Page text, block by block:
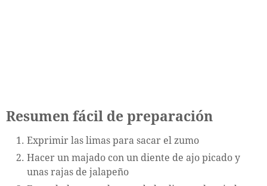
Resumen fácil de preparación
Exprimir las limas para sacar el zumo
Hacer un majado con un diente de ajo picado y
unas rajas de jalapeño